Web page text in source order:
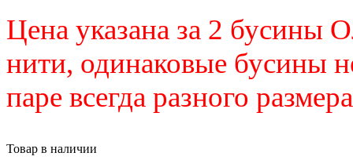
Цена указана за 2 бусины
нити, одинаковые бусины
паре всегда разного
Товар в наличии